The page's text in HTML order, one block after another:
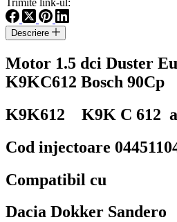
Duster
Euro
K9K612
K9KC612
Bosch
Trimite link-ul:
Descriere
Motor 1.5 dci Duster
K9KC612 Bosch 90Cp
K9K612 K9K C 612
Cod injectoare
Compatibil cu
Dacia Dokker Sandero